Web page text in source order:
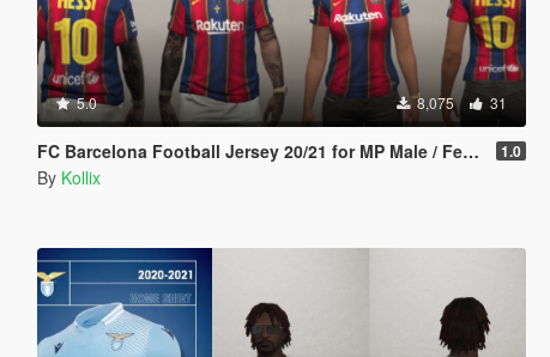
5.0 8,075 31
FC Barcelona Football Jersey 20/21 for MP Male / Female [ SP /FiveM] 1.0
By Kollix